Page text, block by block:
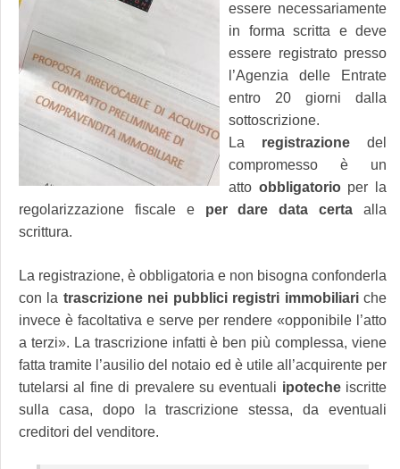
essere necessariamente
in forma scritta e deve
essere registrato presso
l’Agenzia delle Entrate
entro 20 giorni dalla
sottoscrizione.
La registrazione
del
compromesso è un
atto obbligatorio per la
regolarizzazione fiscale e per dare data certa alla
scrittura.
La registrazione, è obbligatoria e non bisogna confonderla
con la trascrizione nei pubblici registri immobiliariche
invece è facoltativa e serve per rendere «opponibile l’atto
a terzi». La trascrizione infatti è ben più complessa, viene
fatta tramite l’ausilio del notaio ed è utile all’acquirente per
tutelarsi al fine di prevalere su eventuali ipoteche iscritte
sulla casa, dopo la trascrizione stessa, da eventuali
creditori del venditore.